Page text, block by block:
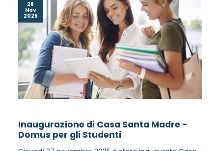
28
Nov
2025
Inaugurazione di Casa Santa Madre -
Domus per gli Studenti